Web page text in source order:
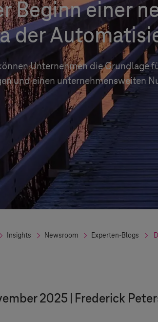
Beginn einer
der
Unternehmen die Grundlage
und einen unternehmensweiten
Insights Newsroom Experten-Blogs
2025 Frederick